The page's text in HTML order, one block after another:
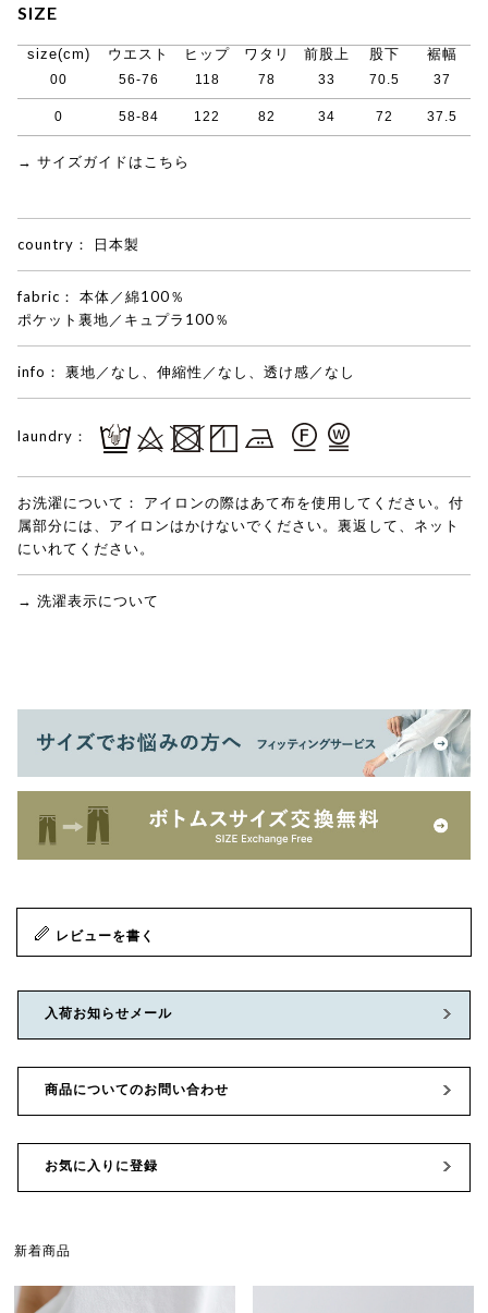
SIZE
size(cm) ウエスト ヒップ ワタリ 前股上 股下 裾幅
00 56-76 118 78 33 70.5 37
0 58-84 122 82 34 72 37.5
→ サイズガイドはこちら
country： 日本製
fabric：
本体／綿100％
ポケット裏地／キュプラ100％
info： 裏地／なし、伸縮性／なし、透け感／なし
laundry：
お洗濯について：
アイロンの際はあて布を使用してください。付
属部分には、アイロンはかけないでください。裏返して、ネット
にいれてください。
→ 洗濯表示について
レビューを書く
入荷お知らせメール
商品についてのお問い合わせ
お気に入りに登録
新着商品